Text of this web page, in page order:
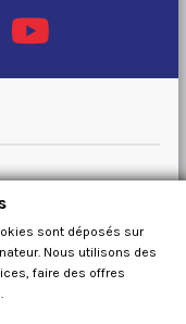
sont déposés sur
Nous utilisons des
faire des offres